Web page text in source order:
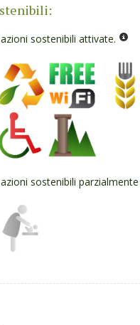
sostenibili attivate.
sostenibili